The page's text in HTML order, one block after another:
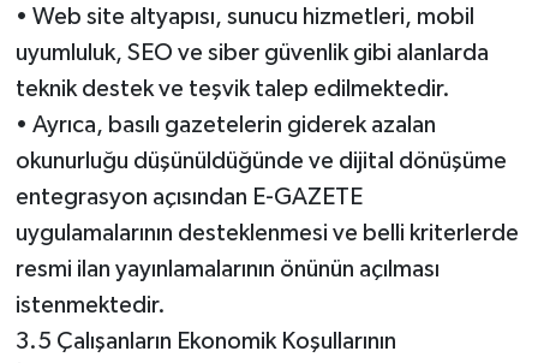
• Web site altyapısı, sunucu hizmetleri, mobil
uyumluluk, SEO ve siber güvenlik gibi alanlarda
teknik destek ve teşvik talep edilmektedir.
• Ayrıca, basılı gazetelerin giderek azalan
okunurluğu düşünüldüğünde ve dijital dönüşüme
entegrasyon açısından E-GAZETE
uygulamalarının desteklenmesi ve belli kriterlerde
resmi ilan yayınlamalarının önünün açılması
istenmektedir.
3.5 Çalışanların Ekonomik Koşullarının